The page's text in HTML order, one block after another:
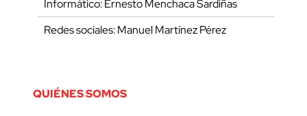
Informático: Ernesto Menchaca Sardiñas
Redes sociales: Manuel Martínez Pérez
QUIÉNES SOMOS